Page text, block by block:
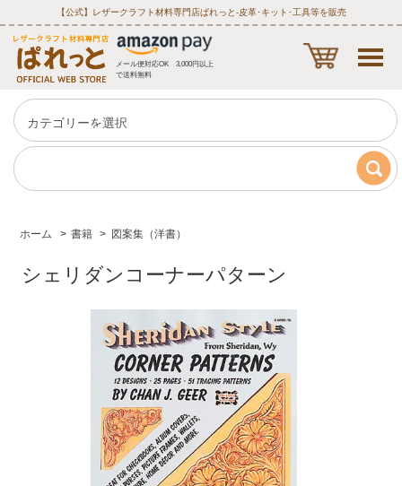
【公式】レザークラフト材料専門店ぱれっと‐皮革･キット･工具等を販売
メール便対応OK 3,000円以上
で送料無料
ホーム > 書籍 > 図案集（洋書）
シェリダンコーナーパターン